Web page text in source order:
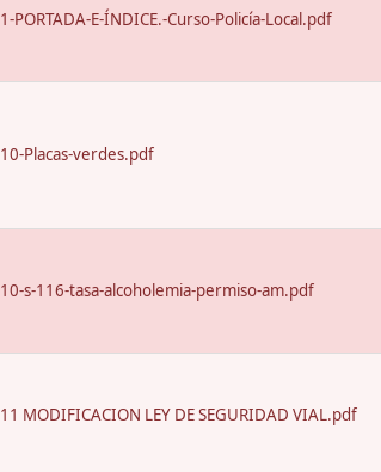
1-PORTADA-E-ÍNDICE.-Curso-Policía-Local.pdf
10-Placas-verdes.pdf
10-s-116-tasa-alcoholemia-permiso-am.pdf
11 MODIFICACION LEY DE SEGURIDAD VIAL.pdf